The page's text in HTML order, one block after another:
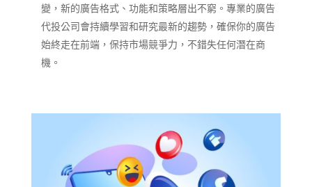
變，新的廣告格式、功能和策略層出不窮。專業的廣告
代投公司會持續學習和研究最新的趨勢，確保你的廣告
始終走在前端，保持市場競爭力，不錯失任何潛在商
機。